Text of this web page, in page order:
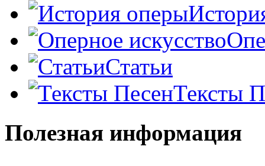
Статьи
Тексты
Полезная информация